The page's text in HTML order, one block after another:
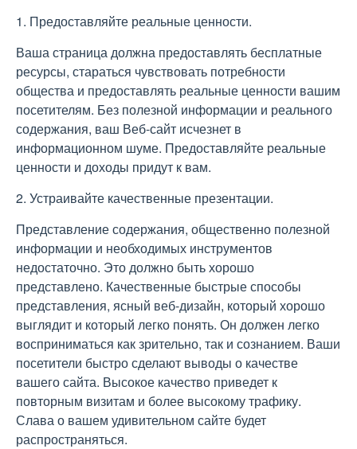
1. Предоставляйте реальные ценности.
Ваша страница должна предоставлять бесплатные
ресурсы, стараться чувствовать потребности
общества и предоставлять реальные ценности вашим
посетителям. Без полезной информации и реального
содержания, ваш Веб-сайт исчезнет в
информационном шуме. Предоставляйте реальные
ценности и доходы придут к вам.
2. Устраивайте качественные презентации.
Представление содержания, общественно полезной
информации и необходимых инструментов
недостаточно. Это должно быть хорошо
представлено. Качественные быстрые способы
представления, ясный веб-дизайн, который хорошо
выглядит и который легко понять. Он должен легко
восприниматься как зрительно, так и сознанием. Ваши
посетители быстро сделают выводы о качестве
вашего сайта. Высокое качество приведет к
повторным визитам и более высокому трафику.
Слава о вашем удивительном сайте будет
распространяться.